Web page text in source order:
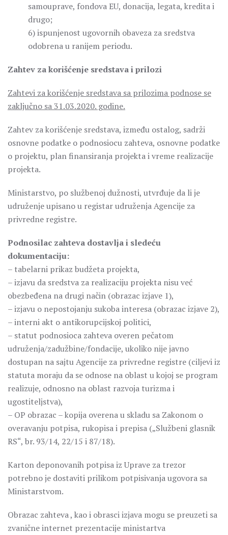
samouprave, fondova EU, donacija, legata, kredita i
drugo;
6) ispunjenost ugovornih obaveza za sredstva
odobrena u ranijem periodu.
Zahtev za korišćenje sredstava i prilozi
Zahtevi za korišćenje sredstava sa prilozima podnose se
zaključno sa 31.03.2020. godine.
Zahtev za korišćenje sredstava, između ostalog, sadrži
osnovne podatke o podnosiocu zahteva, osnovne podatke
o projektu, plan finansiranja projekta i vreme realizacije
projekta.
Ministarstvo, po službenoj dužnosti, utvrđuje da li je
udruženje upisano u registar udruženja Agencije za
privredne registre.
Podnosilac zahteva dostavlja i sledeću
dokumentaciju:
– tabelarni prikaz budžeta projekta,
– izjavu da sredstva za realizaciju projekta nisu već
obezbeđena na drugi način (obrazac izjave 1),
– izjavu o nepostojanju sukoba interesa (obrazac izjave 2),
– interni akt o antikorupcijskoj politici,
– statut podnosioca zahteva overen pečatom
udruženja/zadužbine/fondacije, ukoliko nije javno
dostupan na sajtu Agencije za privredne registre (ciljevi iz
statuta moraju da se odnose na oblast u kojoj se program
realizuje, odnosno na oblast razvoja turizma i
ugostiteljstva),
– OP obrazac – kopija overena u skladu sa Zakonom o
overavanju potpisa, rukopisa i prepisa („Službeni glasnik
RS“, br. 93/14, 22/15 i 87/18).
Karton deponovanih potpisa iz Uprave za trezor
potrebno je dostaviti prilikom potpisivanja ugovora sa
Ministarstvom.
Obrazac zahteva , kao i obrasci izjava mogu se preuzeti sa
zvanične internet prezentacije ministartva